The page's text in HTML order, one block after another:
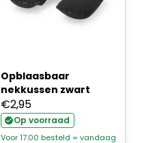
Opblaasbaar
nekkussen zwart
€2,95
Op voorraad
Voor 17.00 besteld = vandaag